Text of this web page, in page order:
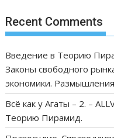
Recent Comments
Введение в Теорию
Законы свободного
экономики.
Всё как у Агаты – 2. –
Теорию Пирамид.